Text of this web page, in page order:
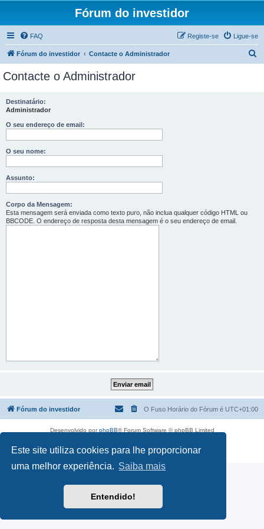
Este site utiliza cookies para lhe proporcionar
uma melhor experiência. Saiba mais
Entendido!
Fórum do investidor
FAQ Ligue-se
Registe-se
Fórum do investidor Contacte o Administrador
Contacte o Administrador
Destinatário:
Administrador
O seu endereço de email:
O seu nome:
Assunto:
Corpo da Mensagem:
Esta mensagem será enviada como texto puro, não inclua qualquer código HTML ou
BBCODE. O endereço de resposta desta mensagem é o seu endereço de email.
Fórum do investidor O Fuso Horário do Fórum é UTC+01:00
Desenvolvido porphpBB® Forum Software © phpBB Limited
Privacidade |Termos